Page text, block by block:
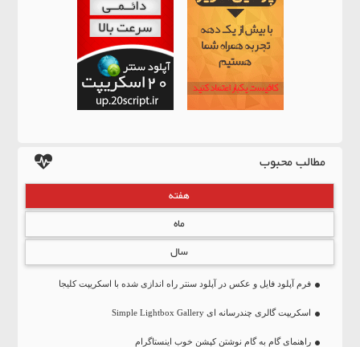
مطالب محبوب
هفته
ماه
سال
فرم آپلود فایل و عکس در آپلود سنتر راه اندازی شده با اسکریپت کلیجا
اسکریپت گالری چندرسانه ای Simple Lightbox Gallery
راهنمای گام به گام نوشتن کپشن خوب اینستاگرام